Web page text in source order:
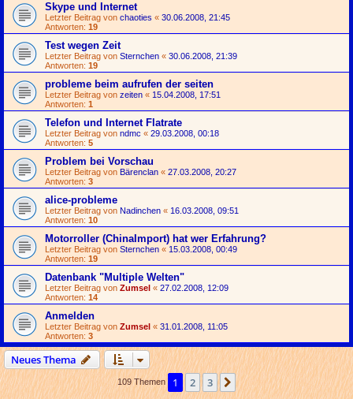
Skype und Internet
Letzter Beitrag von chaoties « 30.06.2008, 21:45
Antworten: 19
Test wegen Zeit
Letzter Beitrag von Sternchen « 30.06.2008, 21:39
Antworten: 19
probleme beim aufrufen der seiten
Letzter Beitrag von zeiten « 15.04.2008, 17:51
Antworten: 1
Telefon und Internet Flatrate
Letzter Beitrag von ndmc « 29.03.2008, 00:18
Antworten: 5
Problem bei Vorschau
Letzter Beitrag von Bärenclan « 27.03.2008, 20:27
Antworten: 3
alice-probleme
Letzter Beitrag von Nadinchen « 16.03.2008, 09:51
Antworten: 10
Motorroller (ChinaImport) hat wer Erfahrung?
Letzter Beitrag von Sternchen « 15.03.2008, 00:49
Antworten: 19
Datenbank "Multiple Welten"
Letzter Beitrag von Zumsel « 27.02.2008, 12:09
Antworten: 14
Anmelden
Letzter Beitrag von Zumsel « 31.01.2008, 11:05
Antworten: 3
Neues Thema
109 Themen 1 2 3 Nächste